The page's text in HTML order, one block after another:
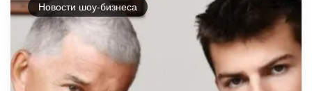
Новости шоу-бизнеса